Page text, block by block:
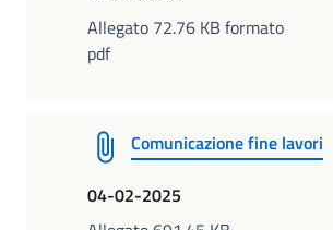
Allegato 72.76 KB formato
pdf
Comunicazione fine lavori
04-02-2025